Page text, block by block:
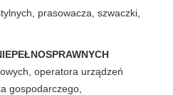
prasowacza, szwaczki,
operatora urządzeń
gospodarczego,